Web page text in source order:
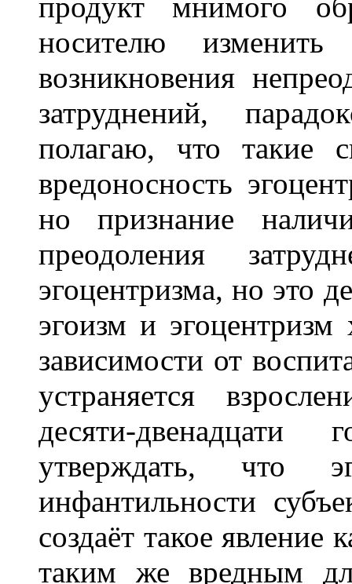
носителю
возникновения
затруднений,
полагаю, что такие
вредоносность
но признание
преодоления
эгоцентризма, но это
эгоизм и
зависимости от
устраняется
десяти-
утверждать, что
инфантильности
создаёт такое явление
таким же вредным